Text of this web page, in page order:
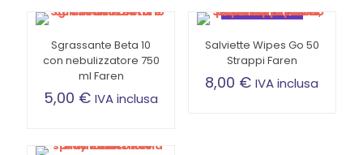
Sgrassante Beta 10
con nebulizzatore 750
ml Faren
5,00 € IVA inclusa
SOTTOPREZZO
Salviette Wipes Go 50
Strappi Faren
8,00 € IVA inclusa